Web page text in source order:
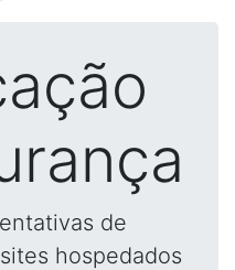
de
hospedados